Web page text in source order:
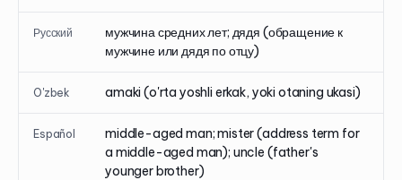
Русский
мужчина средних лет; дядя (обращение к
мужчине или дядя по отцу)
O'zbek amaki (o'rta yoshli erkak, yoki otaning ukasi)
Español
middle-aged man; mister (address term for
a middle-aged man); uncle (father's
younger brother)